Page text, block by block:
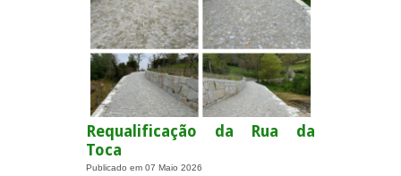
Requalificação da Rua da
Toca
Publicado em 07 Maio 2026